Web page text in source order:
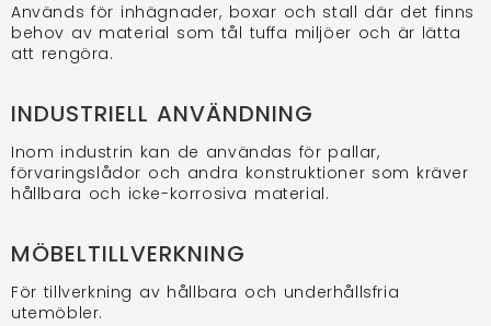
Används för inhägnader, boxar och stall där det finns
behov av material som tål tuffa miljöer och är lätta
att rengöra.
INDUSTRIELL ANVÄNDNING
Inom industrin kan de användas för pallar,
förvaringslådor och andra konstruktioner som kräver
hållbara och icke-korrosiva material.
MÖBELTILLVERKNING
För tillverkning av hållbara och underhållsfria
utemöbler.